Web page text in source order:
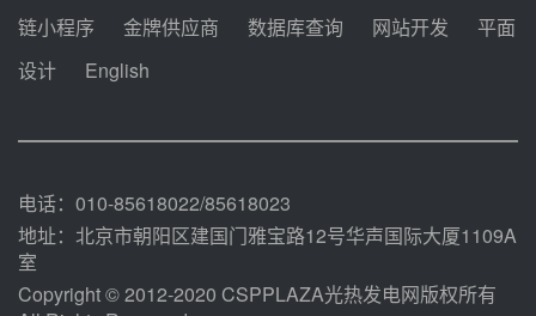
迪尔化工预中标华能西安热工院
2026-2029年熔盐介质框架协议
100MW光热项目机组调试及性能
链小程序
金牌供应商 数据库查询 网站开发
平面
设计
English
电话：010-85618022/85618023
地址：北京市朝阳区建国门雅宝路12号华声国际大厦1109A
室
Copyright © 2012-2020 CSPPLAZA光热发电网版权所有